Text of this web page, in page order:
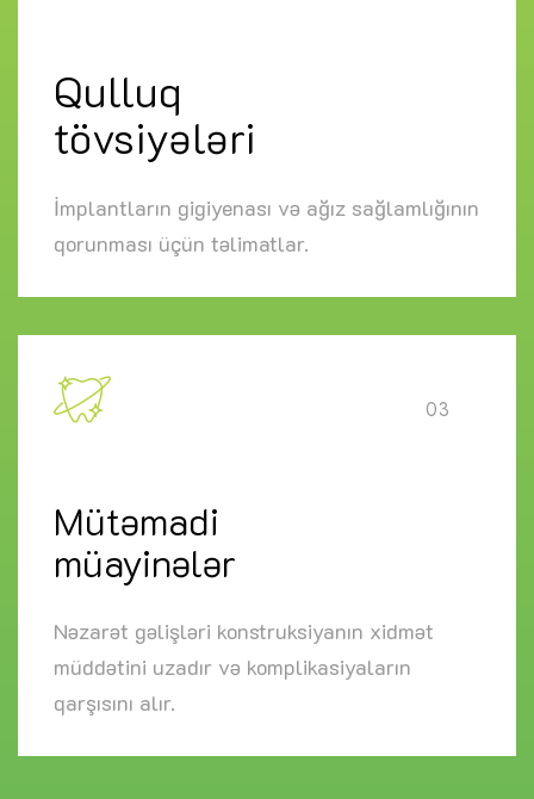
Qulluq
tövsiyələri
İmplantların gigiyenası və ağız sağlamlığının
qorunması üçün təlimatlar.
03
Mütəmadi
müayinələr
Nəzarət gəlişləri konstruksiyanın xidmət
müddətini uzadır və komplikasiyaların
qarşısını alır.
clinic@azdent.az